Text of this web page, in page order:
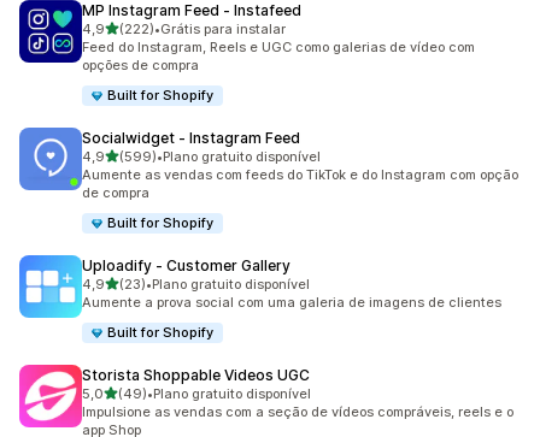
MP Instagram Feed ‑ Instafeed
4,9de 5 estrelas
(222)
222 avaliações ao todo
•Grátis para instalar
Feed do Instagram, Reels e UGC como galerias de vídeo com
opções de compra
Built for Shopify
Socialwidget ‑ Instagram Feed
4,9de 5 estrelas
(599)
599 avaliações ao todo
•Plano gratuito disponível
Aumente as vendas com feeds do TikTok e do Instagram com opção
de compra
Built for Shopify
Uploadify ‑ Customer Gallery
4,9de 5 estrelas
(23)
23 avaliações ao todo
•Plano gratuito disponível
Aumente a prova social com uma galeria de imagens de clientes
Built for Shopify
Storista Shoppable Videos UGC
5,0de 5 estrelas
(49)
49 avaliações ao todo
•Plano gratuito disponível
Impulsione as vendas com a seção de vídeos compráveis, reels e o
app Shop